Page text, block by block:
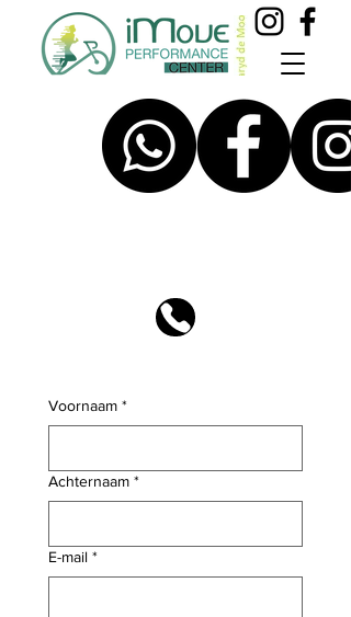
Voornaam *
Achternaam *
E-mail *